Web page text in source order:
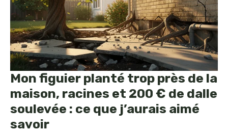
Mon figuier planté trop près de la
maison, racines et 200 € de dalle
soulevée : ce que j’aurais aimé
savoir